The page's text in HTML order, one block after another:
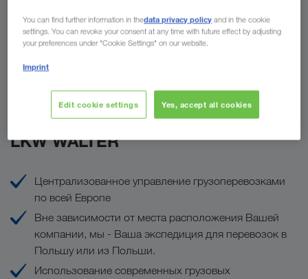
Сделать запрос
Ваши преимущества с
LKW WALTER
Централизованное управление грузоперевозками
по всей Европе
Вне зависимости от места расположения Вашей
компании, мы - Ваша экспедиция для перевозок в
Польшу или из Польши.
Использование современных грузовых
You can find further information in thedata privacy policy and in the cookie
settings. You can revoke your consent at any time with future effect by adjusting
your preferences under "Cookie Settings" on our website.
Imprint
Edit cookie settings Yes, accept all cookies